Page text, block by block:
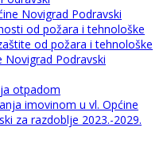
Novigrad Podravski
od požara i tehnološke
od požara i tehnološke
Novigrad Podravski
otpadom
imovinom u vl. Općine
za razdoblje 2023.-2029.